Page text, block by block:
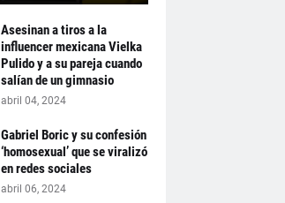
Asesinan a tiros a la
influencer mexicana Vielka
Pulido y a su pareja cuando
salían de un gimnasio
abril 04, 2024
Gabriel Boric y su confesión
‘homosexual’ que se viralizó
en redes sociales
abril 06, 2024